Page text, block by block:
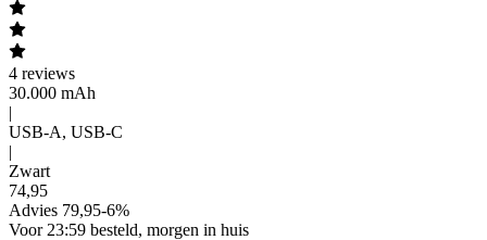
4 reviews
30.000 mAh
|
USB-A, USB-C
|
Zwart
74,95
Advies 79,95-6%
Voor 23:59 besteld, morgen in huis